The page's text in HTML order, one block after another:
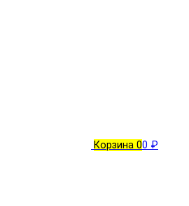
Корзина 00 ₽